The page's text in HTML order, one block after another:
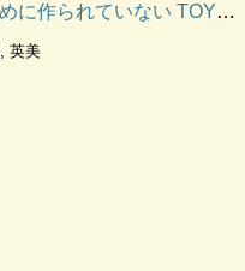
れていない TOYOKAN BOOKS
英美